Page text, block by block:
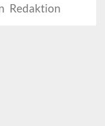
Redaktion